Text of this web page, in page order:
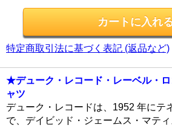
特定商取引法に基づく表記 (返品など)
★デューク・レコード・レーベル・
ャツ
デューク・レコードは、1952 年にテ
で、デイビッド・ジェームス・マテ